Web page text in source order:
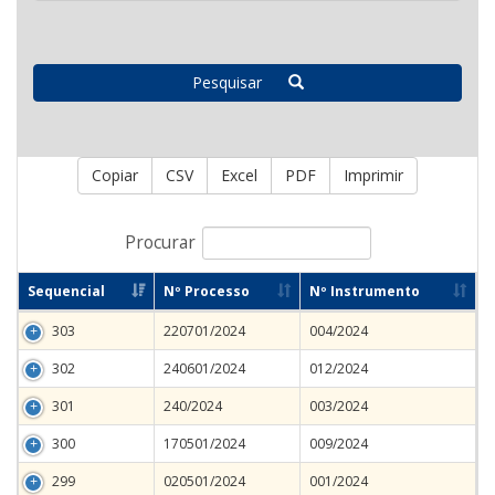
Pesquisar
Copiar CSV Excel PDF Imprimir
Procurar
Sequencial Nº Processo Nº Instrumento
303 220701/2024
004/2024
302
240601/2024
012/2024
301
240/2024
003/2024
300
170501/2024
009/2024
299
020501/2024 001/2024